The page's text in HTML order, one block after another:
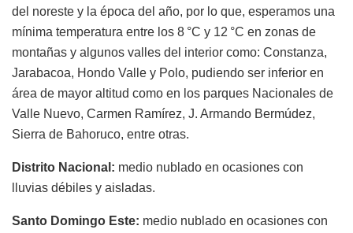
del noreste y la época del año, por lo que, esperamos una
mínima temperatura entre los 8 °C y 12 °C en zonas de
montañas y algunos valles del interior como: Constanza,
Jarabacoa, Hondo Valle y Polo, pudiendo ser inferior en
área de mayor altitud como en los parques Nacionales de
Valle Nuevo, Carmen Ramírez, J. Armando Bermúdez,
Sierra de Bahoruco, entre otras.
Distrito Nacional: medio nublado en ocasiones con
lluvias débiles y aisladas.
Santo Domingo Este: medio nublado en ocasiones con